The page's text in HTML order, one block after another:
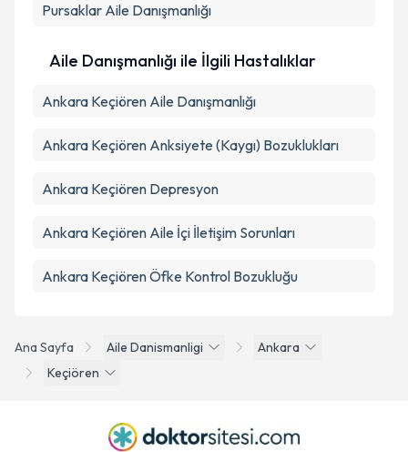
Ana Sayfa Aile Danismanligi
Ankara
Keçiören
Pursaklar Aile Danışmanlığı
Aile Danışmanlığı ile İlgili Hastalıklar
Ankara Keçiören Aile Danışmanlığı
Ankara Keçiören Anksiyete (Kaygı) Bozuklukları
Ankara Keçiören Depresyon
Ankara Keçiören Aile İçi İletişim Sorunları
Ankara Keçiören Öfke Kontrol Bozukluğu